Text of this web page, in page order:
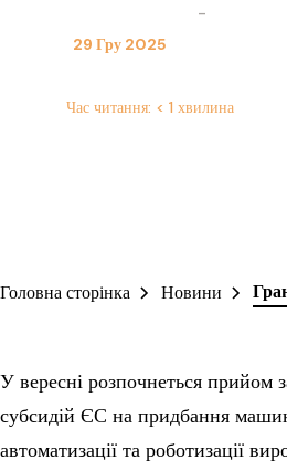
29 Гру 2025
-
Час читання: < 1 хвилина
Головна сторінка Новини
У вересні розпочнеться прийом
субсидій ЄС на придбання
автоматизації та роботизації